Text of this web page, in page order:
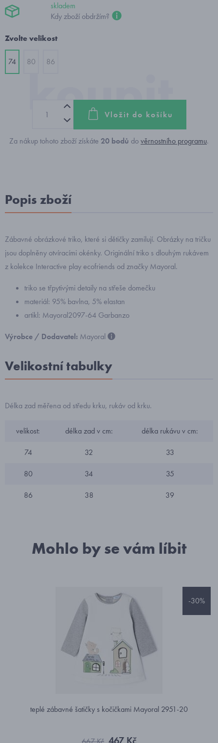
skladem
Kdy zboží obdržím?
Zvolte velikost
74 80 86
Vložit do košíku
Za nákup tohoto zboží získáte 20 bodů dověrnostního programu.
Popis zboží
Zábavné obrázkové triko, které si dětičky zamilují. Obrázky na tričku
jsou doplněny otvíracími okénky. Originální triko s dlouhým rukávem
z kolekce Interactive play ecofriends od značky Mayoral.
triko se třpytivými detaily na střeše domečku
materiál: 95% bavlna, 5% elastan
artikl: Mayoral2097-64 Garbanzo
Výrobce / Dodavatel: Mayoral
Velikostní tabulky
Délka zad měřena od středu krku, rukáv od krku.
velikost: délka zad v cm: délka rukávu v cm:
74 32 33
80 34 35
86 38 39
Mohlo by se vám líbit
-30%
teplé zábavné šatičky s kočičkami Mayoral 2951-20